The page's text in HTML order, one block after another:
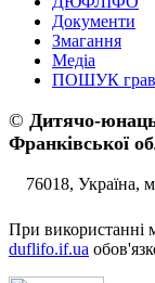
Документи
Змагання
Медіа
ПОШУК
© Дитячо-
Франківської
76018, Україна,
При використанні
duflifo.if.ua